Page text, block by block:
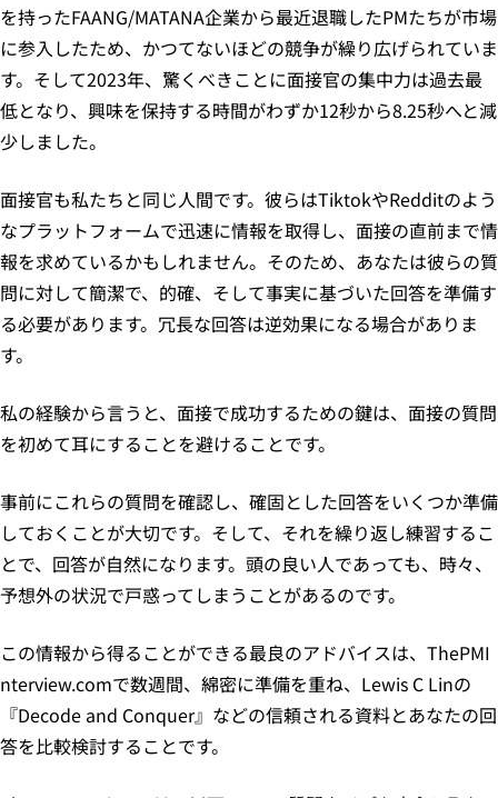
を持ったFAANG/MATANA企業から最近退職したPMたちが市場
に参入したため、かつてないほどの競争が繰り広げられていま
す。そして2023年、驚くべきことに面接官の集中力は過去最
低となり、興味を保持する時間がわずか12秒から8.25秒へと減
少しました。
面接官も私たちと同じ人間です。彼らはTiktokやRedditのよう
なプラットフォームで迅速に情報を取得し、面接の直前まで情
報を求めているかもしれません。そのため、あなたは彼らの質
問に対して簡潔で、的確、そして事実に基づいた回答を準備す
る必要があります。冗長な回答は逆効果になる場合がありま
す。
私の経験から言うと、面接で成功するための鍵は、面接の質問
を初めて耳にすることを避けることです。
事前にこれらの質問を確認し、確固とした回答をいくつか準備
しておくことが大切です。そして、それを繰り返し練習するこ
とで、回答が自然になります。頭の良い人であっても、時々、
予想外の状況で戸惑ってしまうことがあるのです。
この情報から得ることができる最良のアドバイスは、ThePMI
nterview.comで数週間、綿密に準備を重ね、Lewis C Linの
『Decode and Conquer』などの信頼される資料とあなたの回
答を比較検討することです。